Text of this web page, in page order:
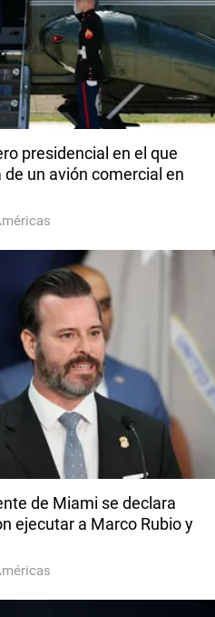
presidencial en el que
un avión comercial en
de Miami se declara
ejecutar a Marco Rubio y